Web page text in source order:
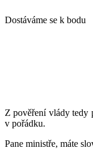
Dostáváme se k bodu
Z pověření vlády tedy
v pořádku.
Pane ministře, máte